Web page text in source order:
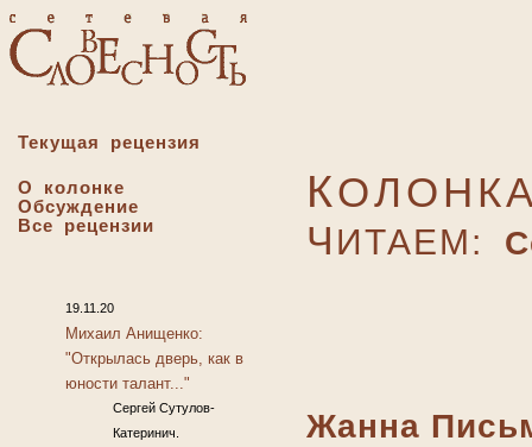
Текущая рецензия
О колонке
Обсуждение
Все рецензии
19.11.20
Михаил Анищенко:
"Открылась дверь, как в
юности талант..."
Сергей Сутулов-
Катеринич.
К
Ч ИТАЕМ:
Жанна